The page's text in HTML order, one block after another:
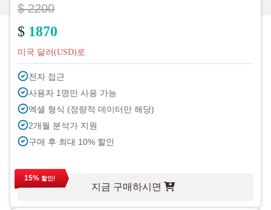
$ 2200
$ 1870
미국 달러(USD)로
전자 접근
사용자 1명만 사용 가능
엑셀 형식 (정량적 데이터만 해당)
2개월 분석가 지원
구매 후 최대 10% 할인
지금 구매하시면
15% 할인!